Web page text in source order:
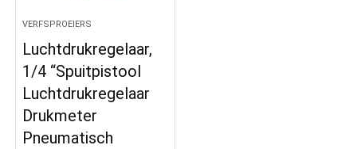
VERFSPROEIERS
Luchtdrukregelaar,
1/4 “Spuitpistool
Luchtdrukregelaar
Drukmeter
Pneumatisch